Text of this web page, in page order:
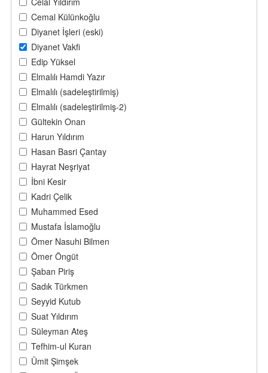
Cemal Külünkoğlu
Diyanet İşleri (eski)
Diyanet Vakfi
Edip Yüksel
Elmalılı Hamdi Yazır
Elmalılı (sadeleştirilmiş)
Elmalılı (sadeleştirilmiş-2)
Gültekin Onan
Harun Yıldırım
Hasan Basri Çantay
Hayrat Neşriyat
İbni Kesir
Kadri Çelik
Muhammed Esed
Mustafa İslamoğlu
Ömer Nasuhi Bilmen
Ömer Öngüt
Şaban Piriş
Sadık Türkmen
Seyyid Kutub
Suat Yıldırım
Süleyman Ateş
Tefhim-ul Kuran
Ümit Şimşek